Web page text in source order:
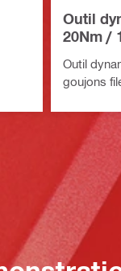
Outil
20Nm /
Outil
goujons